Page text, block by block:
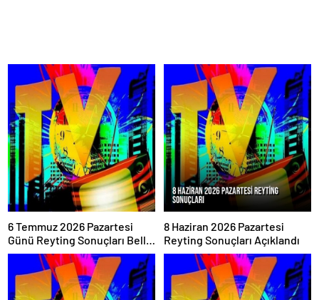
6 Temmuz 2026 Pazartesi
Günü Reyting Sonuçları Belli
Oldu
8 Haziran 2026 Pazartesi
Reyting Sonuçları Açıklandı